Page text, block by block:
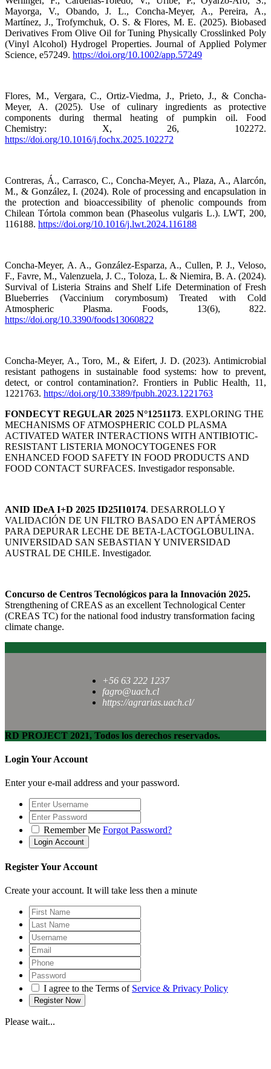
Mayorga, V., Obando, J. L., Concha-Meyer, A., Pereira, A.,
Martínez, J., Trofymchuk, O. S. & Flores, M. E. (2025). Biobased
Derivatives From Olive Oil for Tuning Physically Crosslinked Poly
(Vinyl Alcohol) Hydrogel Properties. Journal of Applied Polymer
Science, e57249. https://doi.org/10.1002/app.57249
Flores, M., Vergara, C., Ortiz-Viedma, J., Prieto, J., & Concha-
Meyer, A. (2025). Use of culinary ingredients as protective
components during thermal heating of pumpkin oil. Food
Chemistry: X, 26, 102272.
https://doi.org/10.1016/j.fochx.2025.102272
Contreras, Á., Carrasco, C., Concha-Meyer, A., Plaza, A., Alarcón,
M., & González, I. (2024). Role of processing and encapsulation in
the protection and bioaccessibility of phenolic compounds from
Chilean Tórtola common bean (Phaseolus vulgaris L.). LWT, 200,
116188. https://doi.org/10.1016/j.lwt.2024.116188
Concha-Meyer, A. A., González-Esparza, A., Cullen, P. J., Veloso,
F., Favre, M., Valenzuela, J. C., Toloza, L. & Niemira, B. A. (2024).
Survival of Listeria Strains and Shelf Life Determination of Fresh
Blueberries (Vaccinium corymbosum) Treated with Cold
Atmospheric Plasma. Foods, 13(6), 822.
https://doi.org/10.3390/foods13060822
Concha-Meyer, A., Toro, M., & Eifert, J. D. (2023). Antimicrobial
resistant pathogens in sustainable food systems: how to prevent,
detect, or control contamination?. Frontiers in Public Health, 11,
1221763. https://doi.org/10.3389/fpubh.2023.1221763
FONDECYT REGULAR 2025 N°1251173. EXPLORING THE
MECHANISMS OF ATMOSPHERIC COLD PLASMA
ACTIVATED WATER INTERACTIONS WITH ANTIBIOTIC-
RESISTANT LISTERIA MONOCYTOGENES FOR
ENHANCED FOOD SAFETY IN FOOD PRODUCTS AND
FOOD CONTACT SURFACES. Investigador responsable.
ANID IDeA I+D 2025 ID25I10174. DESARROLLO Y
VALIDACIÓN DE UN FILTRO BASADO EN APTÁMEROS
PARA DEPURAR LECHE DE BETA-LACTOGLOBULINA.
UNIVERSIDAD SAN SEBASTIAN Y UNIVERSIDAD
AUSTRAL DE CHILE. Investigador.
Concurso de Centros Tecnológicos para la Innovación 2025.
Strengthening of CREAS as an excellent Technological Center
(CREAS TC) for the national food industry transformation facing
climate change.
+56 63 222 1237
fagro@uach.cl
https://agrarias.uach.cl/
RD PROJECT 2021, Todos los derechos reservados.
Login Your Account
Enter your e-mail address and your password.
Remember Me Forgot Password?
Register Your Account
Create your account. It will take less then a minute
I agree to the Terms of Service & Privacy Policy
Please wait...